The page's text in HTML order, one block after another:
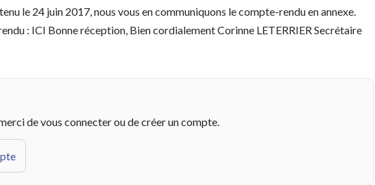
le 24 juin 2017, nous vous en communiquons le compte-rendu en annexe.
: ICI Bonne réception, Bien cordialement ​Corinne LETERRIER ​Secrétaire
de vous connecter ou de créer un compte.